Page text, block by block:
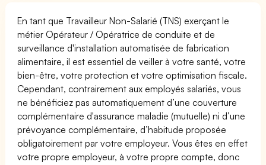
En tant que Travailleur Non-Salarié (TNS) exerçant le
métier Opérateur / Opératrice de conduite et de
surveillance d'installation automatisée de fabrication
alimentaire, il est essentiel de veiller à votre santé, votre
bien-être, votre protection et votre optimisation fiscale.
Cependant, contrairement aux employés salariés, vous
ne bénéficiez pas automatiquement d’une couverture
complémentaire d'assurance maladie (mutuelle) ni d’une
prévoyance complémentaire, d’habitude proposée
obligatoirement par votre employeur. Vous êtes en effet
votre propre employeur, à votre propre compte, donc